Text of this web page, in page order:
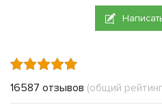
16587 отзывов (общий